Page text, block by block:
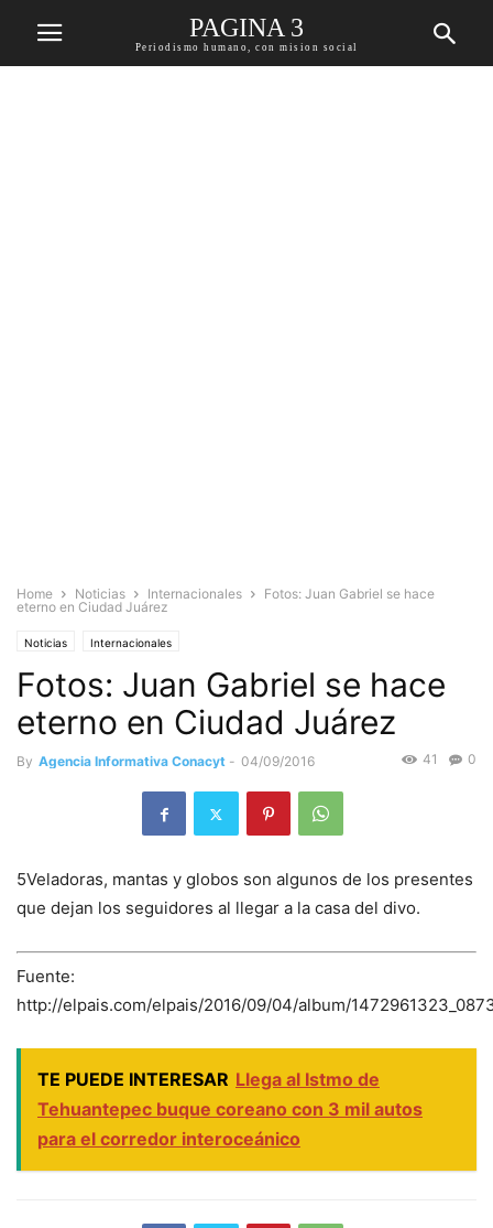
PAGINA 3
Periodismo humano, con mision social
Home Noticias Internacionales
Fotos: Juan Gabriel se hace
eterno en Ciudad Juárez
Noticias Internacionales
Fotos: Juan Gabriel se hace
eterno en Ciudad Juárez
By Agencia Informativa Conacyt - 04/09/2016 0
41
5Veladoras, mantas y globos son algunos de los presentes
que dejan los seguidores al llegar a la casa del divo.
Fuente:
http://elpais.com/elpais/2016/09/04/album/
TE PUEDE INTERESAR Llega al Istmo de
Tehuantepec buque coreano con 3 mil autos
para el corredor interoceánico